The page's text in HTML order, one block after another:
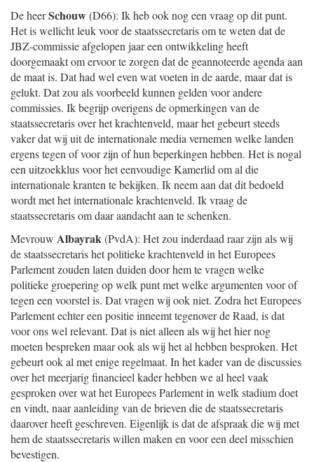
De heerSchouw(D66): Ik heb ook nog een vraag op dit punt.
Het is wellicht leuk voor de staatssecretaris om te weten dat de
JBZ-commissie afgelopen jaar een ontwikkeling heeft
doorgemaakt om ervoor te zorgen dat de geannoteerde agenda aan
de maat is. Dat had wel even wat voeten in de aarde, maar dat is
gelukt. Dat zou als voorbeeld kunnen gelden voor andere
commissies. Ik begrijp overigens de opmerkingen van de
staatssecretaris over het krachtenveld, maar het gebeurt steeds
vaker dat wij uit de internationale media vernemen welke landen
ergens tegen of voor zijn of hun beperkingen hebben. Het is nogal
een uitzoekklus voor het eenvoudige Kamerlid om al die
internationale kranten te bekijken. Ik neem aan dat dit bedoeld
wordt met het internationale krachtenveld. Ik vraag de
staatssecretaris om daar aandacht aan te schenken.
Mevrouw Albayrak(PvdA): Het zou inderdaad raar zijn als wij
de staatssecretaris het politieke krachtenveld in het Europees
Parlement zouden laten duiden door hem te vragen welke
politieke groepering op welk punt met welke argumenten voor of
tegen een voorstel is. Dat vragen wij ook niet. Zodra het Europees
Parlement echter een positie inneemt tegenover de Raad, is dat
voor ons wel relevant. Dat is niet alleen als wij het hier nog
moeten bespreken maar ook als wij het al hebben besproken. Het
gebeurt ook al met enige regelmaat. In het kader van de discussies
over het meerjarig financieel kader hebben we al heel vaak
gesproken over wat het Europees Parlement in welk stadium doet
en vindt, naar aanleiding van de brieven die de staatssecretaris
daarover heeft geschreven. Eigenlijk is dat de afspraak die wij met
hem de staatssecretaris willen maken en voor een deel misschien
bevestigen.